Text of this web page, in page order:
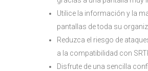
Utilice la información y la
pantallas de toda su
Reduzca el riesgo de
a la compatibilidad con
Disfrute de una sencilla